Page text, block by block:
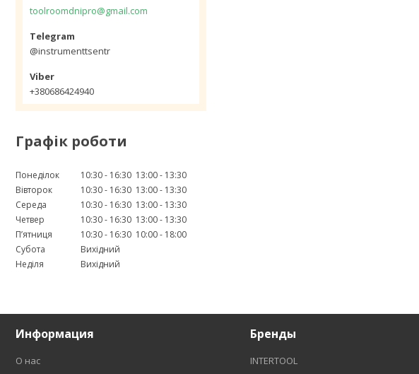
toolroomdnipro@gmail.com
@instrumenttsentr
+380686424940
Графік роботи
Понеділок 10:30 16:30 13:00
13:30
Вівторок
10:30 16:30 13:00
13:30
Середа
10:30 16:30 13:00
13:30
Четвер
10:30 16:30 13:00
13:30
Пʼятниця
10:30 16:30 10:00
18:00
Субота
Вихідний
Неділя
Вихідний
Информация
О нас
Бренды
INTERTOOL